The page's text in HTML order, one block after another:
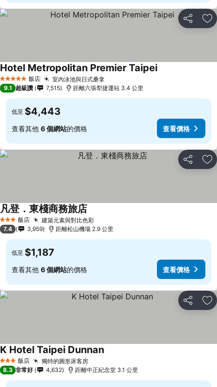
分享 加
5 星級 飯店 室內泳池與日式桑拿查看價格
Hotel Metropolitan Premier Taipei查看價格
9.1 超級讚 7,515 距離六張犁捷運站 3.4 公里
低至 $4,443
查看其他 6 個網站的價格 查看價格
分享 加
3 星級 飯店 建築元素與對比色彩查看價格
凡登．東棧商務旅店
7.4 3,959 距離松山機場 2.9 公里
低至 $1,187
查看其他 6 個網站的價格 查看價格
分享 加
3 星級 飯店 獨特的圓形床客房查看價格
K Hotel Taipei Dunnan查看價格
8.3 非常好 4,632 距離中正紀念堂 3.1 公里